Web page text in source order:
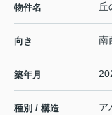
物件名 丘
向き 南
築年月
種別 / 構造 ア